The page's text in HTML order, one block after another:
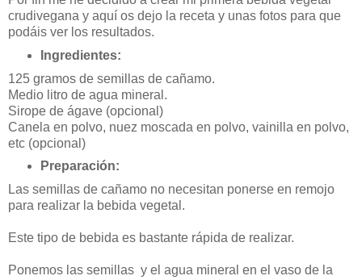
crudivegana y aquí os dejo la receta y unas fotos para que
podáis ver los resultados.
Ingredientes:
125 gramos de semillas de cañamo.
Medio litro de agua mineral.
Sirope de ágave (opcional)
Canela en polvo, nuez moscada en polvo, vainilla en polvo,
etc (opcional)
Preparación:
Las semillas de cañamo no necesitan ponerse en remojo
para realizar la bebida vegetal.
Este tipo de bebida es bastante rápida de realizar.
Ponemos las semillas y el agua mineral en el vaso de la